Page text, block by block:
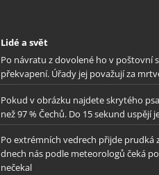
Lidé a svět
Po návratu z dovolené ho v poštovní
překvapení. Úřady jej považují za
Pokud v obrázku najdete skrytého
než 97 % Čechů. Do 15 sekund uspějí
Po extrémních vedrech přijde prudká
dnech nás podle meteorologů čeká
nečekal